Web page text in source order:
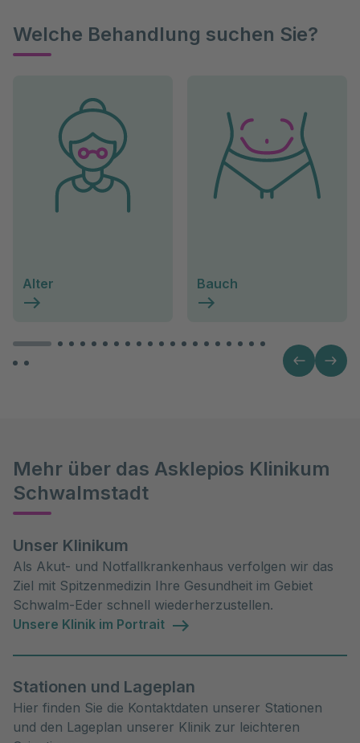
Welche Behandlung suchen Sie?
Alter Bauch
Mehr über das Asklepios Klinikum
Schwalmstadt
Unser Klinikum
Als Akut- und Notfallkrankenhaus verfolgen wir das
Ziel mit Spitzenmedizin Ihre Gesundheit im Gebiet
Schwalm-Eder schnell wiederherzustellen.
Unsere Klinik im Portrait
Stationen und Lageplan
Hier finden Sie die Kontaktdaten unserer Stationen
und den Lageplan unserer Klinik zur leichteren